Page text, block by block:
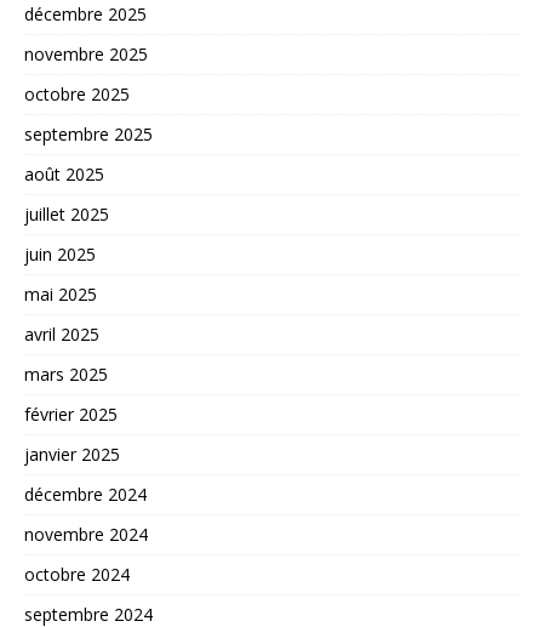
décembre 2025
novembre 2025
octobre 2025
septembre 2025
août 2025
juillet 2025
juin 2025
mai 2025
avril 2025
mars 2025
février 2025
janvier 2025
décembre 2024
novembre 2024
octobre 2024
septembre 2024